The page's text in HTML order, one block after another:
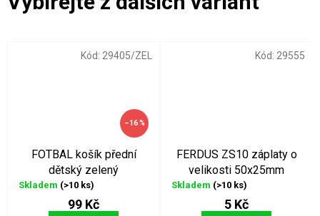
–16 %
FOTBAL košík přední
dětský zelený
Skladem (>10 ks)
99 Kč
Kód: 29405/ZEL
FERDUS ZS10 záplaty o
velikosti 50x25mm
Skladem (>10 ks)
5 Kč
Kód: 29555